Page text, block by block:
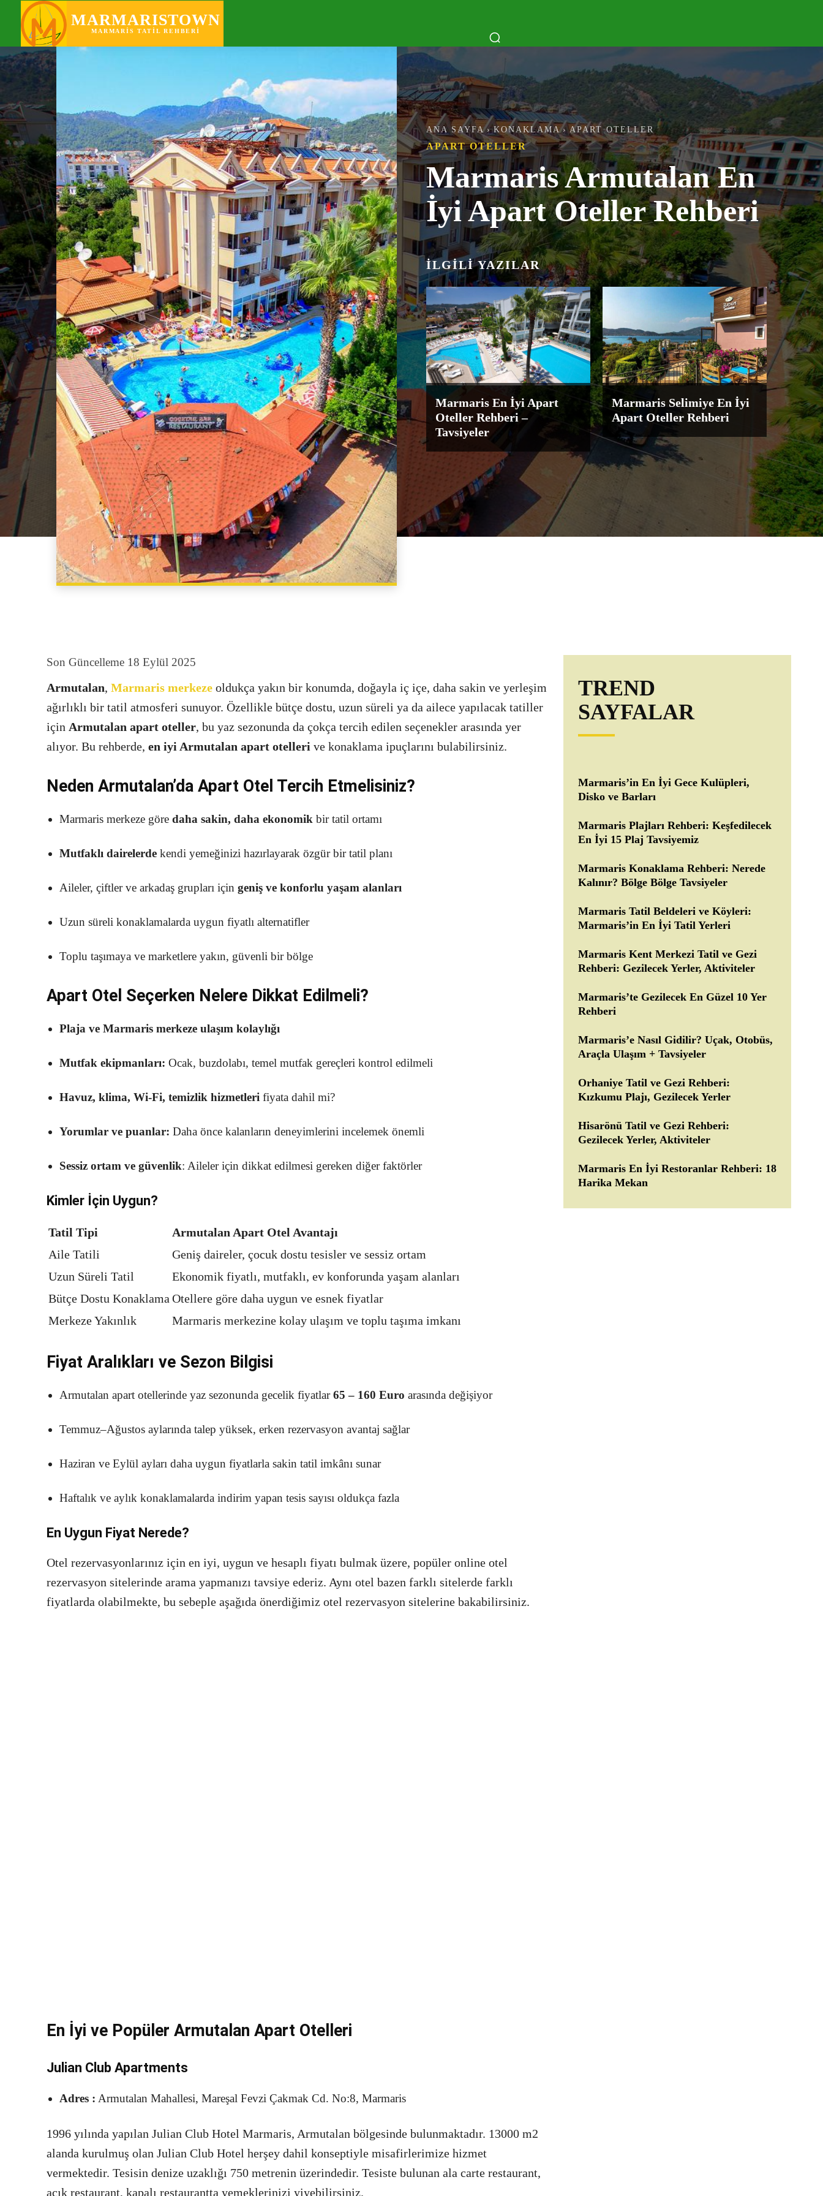
MARMARISTOWN
MARMARIS TATIL REHBERI
KEŞFET
ANA SAYFA KONAKLAMA APART OTELLER
APART OTELLER
Marmaris Armutalan En
İyi Apart Oteller Rehberi
İLGILI YAZILAR
Marmaris En İyi Apart
Oteller Rehberi –
Tavsiyeler
Marmaris Selimiye En İyi
Apart Oteller Rehberi
Son Güncelleme 18 Eylül 2025
Armutalan, Marmaris merkeze oldukça yakın bir konumda, doğayla iç içe, daha sakin ve yerleşim
ağırlıklı bir tatil atmosferi sunuyor. Özellikle bütçe dostu, uzun süreli ya da ailece yapılacak tatiller
için Armutalan apart oteller, bu yaz sezonunda da çokça tercih edilen seçenekler arasında yer
alıyor. Bu rehberde, en iyi Armutalan apart otelleri ve konaklama ipuçlarını bulabilirsiniz.
Neden Armutalan’da Apart Otel Tercih Etmelisiniz?
Marmaris merkeze göre daha sakin, daha ekonomik bir tatil ortamı
Mutfaklı dairelerde kendi yemeğinizi hazırlayarak özgür bir tatil planı
Aileler, çiftler ve arkadaş grupları için geniş ve konforlu yaşam alanları
Uzun süreli konaklamalarda uygun fiyatlı alternatifler
Toplu taşımaya ve marketlere yakın, güvenli bir bölge
Apart Otel Seçerken Nelere Dikkat Edilmeli?
Plaja ve Marmaris merkeze ulaşım kolaylığı
Mutfak ekipmanları: Ocak, buzdolabı, temel mutfak gereçleri kontrol edilmeli
Havuz, klima, Wi-Fi, temizlik hizmetleri fiyata dahil mi?
Yorumlar ve puanlar: Daha önce kalanların deneyimlerini incelemek önemli
Sessiz ortam ve güvenlik: Aileler için dikkat edilmesi gereken diğer faktörler
Kimler İçin Uygun?
Tatil Tipi
Armutalan Apart Otel Avantajı
Aile Tatili
Geniş daireler, çocuk dostu tesisler ve sessiz ortam
Uzun Süreli Tatil
Ekonomik fiyatlı, mutfaklı, ev konforunda yaşam alanları
Bütçe Dostu Konaklama Otellere göre daha uygun ve esnek fiyatlar
Merkeze Yakınlık
Marmaris merkezine kolay ulaşım ve toplu taşıma imkanı
Fiyat Aralıkları ve Sezon Bilgisi
Armutalan apart otellerinde yaz sezonunda gecelik fiyatlar65 – 160 Euro arasında değişiyor
Temmuz–Ağustos aylarında talep yüksek, erken rezervasyon avantaj sağlar
Haziran ve Eylül ayları daha uygun fiyatlarla sakin tatil imkânı sunar
Haftalık ve aylık konaklamalarda indirim yapan tesis sayısı oldukça fazla
En Uygun Fiyat Nerede?
Otel rezervasyonlarınız için en iyi, uygun ve hesaplı fiyatı bulmak üzere, popüler online otel
rezervasyon sitelerinde arama yapmanızı tavsiye ederiz. Aynı otel bazen farklı sitelerde farklı
fiyatlarda olabilmekte, bu sebeple aşağıda önerdiğimiz otel rezervasyon sitelerine bakabilirsiniz.
En İyi ve Popüler Armutalan Apart Otelleri
Julian Club Apartments
Adres : Armutalan Mahallesi, Mareşal Fevzi Çakmak Cd. No:8, Marmaris
1996 yılında yapılan Julian Club Hotel Marmaris, Armutalan bölgesinde bulunmaktadır. 13000 m2
alanda kurulmuş olan Julian Club Hotel herşey dahil konseptiyle misafirlerimize hizmet
vermektedir. Tesisin denize uzaklığı 750 metrenin üzerindedir. Tesiste bulunan ala carte restaurant,
açık restaurant, kapalı restaurantta yemeklerinizi yiyebilirsiniz.
TREND
SAYFALAR
Marmaris’in En İyi Gece Kulüpleri,
Disko ve Barları
Marmaris Plajları Rehberi: Keşfedilecek
En İyi 15 Plaj Tavsiyemiz
Marmaris Konaklama Rehberi: Nerede
Kalınır? Bölge Bölge Tavsiyeler
Marmaris Tatil Beldeleri ve Köyleri:
Marmaris’in En İyi Tatil Yerleri
Marmaris Kent Merkezi Tatil ve Gezi
Rehberi: Gezilecek Yerler, Aktiviteler
Marmaris’te Gezilecek En Güzel 10 Yer
Rehberi
Marmaris’e Nasıl Gidilir? Uçak, Otobüs,
Araçla Ulaşım + Tavsiyeler
Orhaniye Tatil ve Gezi Rehberi:
Kızkumu Plajı, Gezilecek Yerler
Hisarönü Tatil ve Gezi Rehberi:
Gezilecek Yerler, Aktiviteler
Marmaris En İyi Restoranlar Rehberi: 18
Harika Mekan